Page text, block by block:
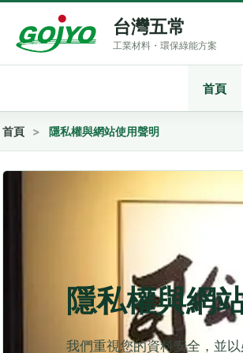
台灣五常
首頁
首頁 隱私權與網站使用聲明
隱私權與網
我們重視您的資料安全，並